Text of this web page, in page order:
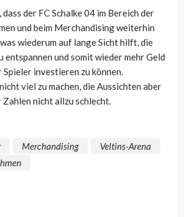
der FC Schalke 04 im Bereich der
und beim Merchandising weiterhin
wiederum auf lange Sicht hilft, die
entspannen und somit wieder mehr Geld
investieren zu können.
viel zu machen, die Aussichten aber
Zahlen nicht allzu schlecht.
Merchandising
Veltins-Arena